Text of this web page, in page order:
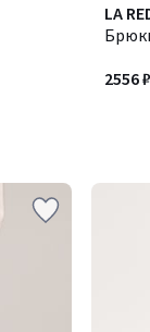
LA
2556 ₽